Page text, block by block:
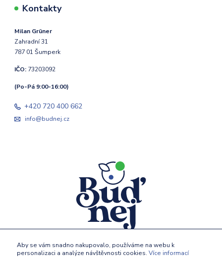
Kontakty
Milan Grüner
Zahradní 31
787 01 Šumperk
IČO: 73203092
(Po-Pá 9:00-16:00)
+420 720 400 662
info@budnej.cz
Aby se vám snadno nakupovalo, používáme na webu k
personalizaci a analýze návštěvnosti cookies. Více informací